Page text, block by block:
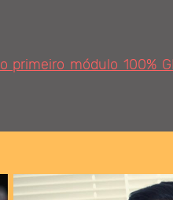
o primeiro módulo 100%